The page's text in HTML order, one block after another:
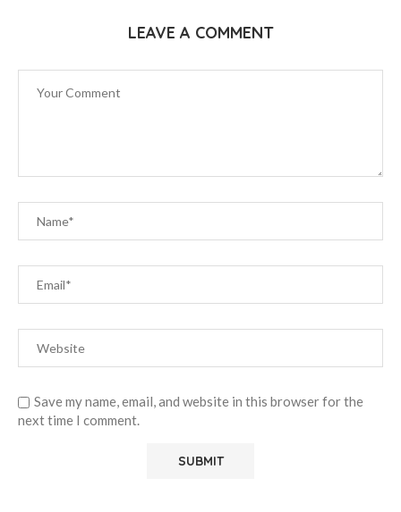
LEAVE A COMMENT
Save my name, email, and website in this browser for the
next time I comment.